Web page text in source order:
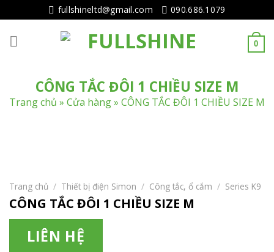
tục
tới
fullshineltd@gmail.com 090.686.1079
0
CÔNG TẮC ĐÔI 1 CHIỀU SIZE M
Trang chủ » Cửa hàng» CÔNG TẮC ĐÔI 1 CHIỀU SIZE M
Trang chủ / Thiết bị điện Simon / Công tắc, ổ cắm / Series K9
CÔNG TẮC ĐÔI 1 CHIỀU SIZE M
LIÊN HỆ